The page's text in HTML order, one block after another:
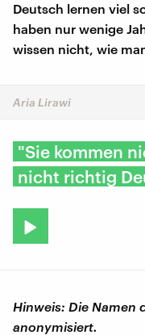
Deutsch lernen viel
haben nur wenige
wissen nicht, wie
Aria Lirawi
"Sie kommen
nicht richtig
Hinweis: Die Namen
anonymisiert.